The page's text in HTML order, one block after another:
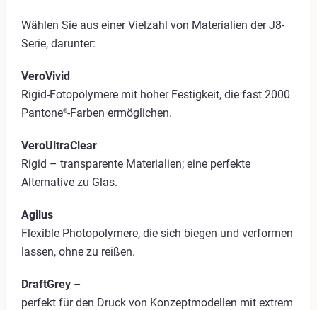
Wählen Sie aus einer Vielzahl von Materialien der J8-
Serie, darunter:
VeroVivid
Rigid-Fotopolymere mit hoher Festigkeit, die fast 2000
Pantone®-Farben ermöglichen.
VeroUltraClear
Rigid – transparente Materialien; eine perfekte
Alternative zu Glas.
Agilus
Flexible Photopolymere, die sich biegen und verformen
lassen, ohne zu reißen.
DraftGrey –
perfekt für den Druck von Konzeptmodellen mit extrem